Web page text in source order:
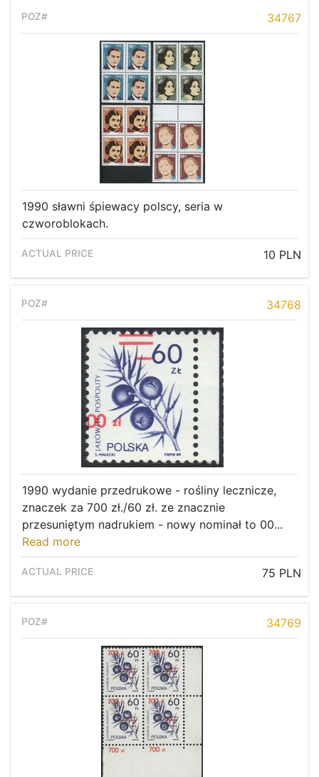
34767
1990 sławni śpiewacy polscy, seria w
czworoblokach.
10 PLN
34768
1990 wydanie przedrukowe - rośliny lecznicze,
znaczek za 700 zł./60 zł. ze znacznie
przesuniętym nadrukiem - nowy nominał to 00...
Read more
75 PLN
34769